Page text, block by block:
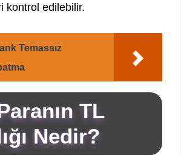
kontrol edilebilir.
Temassız
TL
Nedir?